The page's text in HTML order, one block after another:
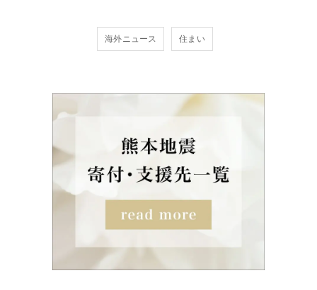
海外ニュース 住まい